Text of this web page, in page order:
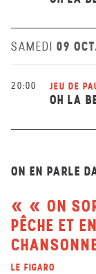
SAMEDI 09
20:00 JEU DE
OH LA
ON EN PARLE
« ON
PÊCHE ET
LE FIGARO